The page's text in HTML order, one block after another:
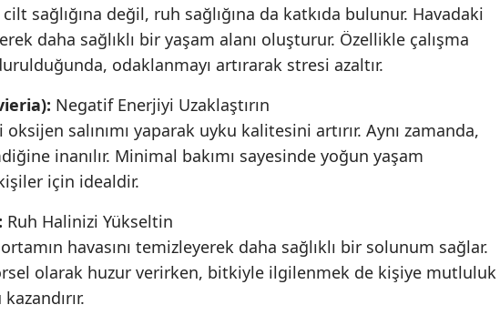
sağlığına değil, ruh sağlığına da katkıda bulunur. Havadaki
daha sağlıklı bir yaşam alanı oluşturur. Özellikle çalışma
odaklanmayı artırarak stresi azaltır.
Negatif Enerjiyi Uzaklaştırın
oksijen salınımı yaparak uyku kalitesini artırır. Aynı zamanda,
inanılır. Minimal bakımı sayesinde yoğun yaşam
için idealdir.
Ruh Halinizi Yükseltin
havasını temizleyerek daha sağlıklı bir solunum sağlar.
olarak huzur verirken, bitkiyle ilgilenmek de kişiye mutluluk